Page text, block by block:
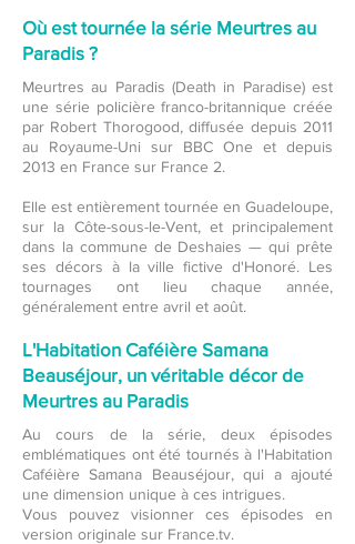
Où est tournée la série Meurtres au
Paradis ?
Meurtres au Paradis (Death in Paradise) est
une série policière franco-britannique créée
par Robert Thorogood, diffusée depuis 2011
au Royaume-Uni sur BBC One et depuis
2013 en France sur France 2.
Elle est entièrement tournée en Guadeloupe,
sur la Côte-sous-le-Vent, et principalement
dans la commune de Deshaies — qui prête
ses décors à la ville fictive d'Honoré. Les
tournages ont lieu chaque année,
généralement entre avril et août.
L'Habitation Caféière Samana
Beauséjour, un véritable décor de
Meurtres au Paradis
Au cours de la série, deux épisodes
emblématiques ont été tournés à l'Habitation
Caféière Samana Beauséjour, qui a ajouté
une dimension unique à ces intrigues.
Vous pouvez visionner ces épisodes en
version originale sur France.tv.